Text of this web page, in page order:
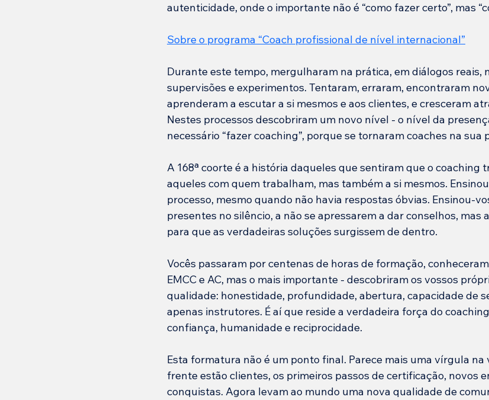
autenticidade, onde o importante não é “como fazer certo”, mas
Sobre o programa “Coach profissional de nível internacional”
Durante este tempo, mergulharam na prática, em diálogos reais,
supervisões e experimentos. Tentaram, erraram, encontraram
aprenderam a escutar a si mesmos e aos clientes, e cresceram
Nestes processos descobriram um novo nível - o nível da
necessário “fazer coaching”, porque se tornaram coaches na sua
A 168ª coorte é a história daqueles que sentiram que o coaching
aqueles com quem trabalham, mas também a si mesmos.
processo, mesmo quando não havia respostas óbvias. Ensinou-
presentes no silêncio, a não se apressarem a dar conselhos, mas
para que as verdadeiras soluções surgissem de dentro.
Vocês passaram por centenas de horas de formação,
EMCC e AC, mas o mais importante - descobriram os vossos
qualidade: honestidade, profundidade, abertura, capacidade de
apenas instrutores. É aí que reside a verdadeira força do
confiança, humanidade e reciprocidade.
Esta formatura não é um ponto final. Parece mais uma vírgula na
frente estão clientes, os primeiros passos de certificação, novos
conquistas. Agora levam ao mundo uma nova qualidade de